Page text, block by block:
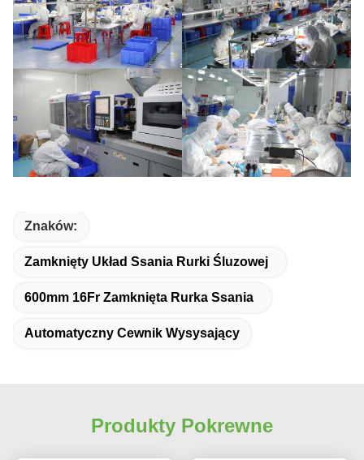
Znaków:
Zamknięty Układ Ssania Rurki Śluzowej
600mm 16Fr Zamknięta Rurka Ssania
Automatyczny Cewnik Wysysający
Produkty Pokrewne